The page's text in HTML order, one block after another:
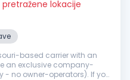
pretražene lokacije
based carrier with an
an exclusive company-
- no owner-operators). If you